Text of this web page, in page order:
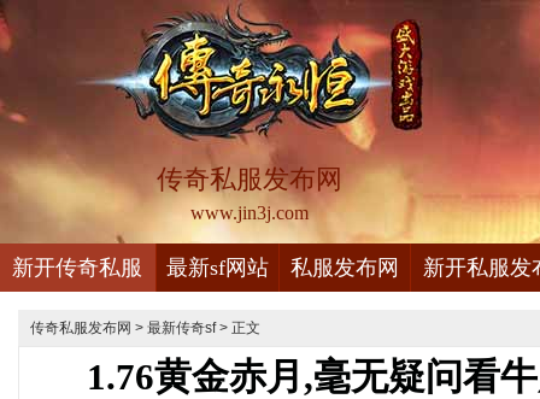
传奇私服发布网
www.jin3j.com
新开传奇私服 最新sf网站 私服发布网 新开私服发
传奇私服发布网 > 最新传奇sf> 正文
1.76黄金赤月,毫无疑问看